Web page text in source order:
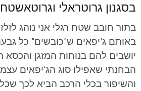
בסגנון גרוטראלי וגרוטאשטח
בתור חובב שטח רגלי אני נוהג
באותם ג'יפאים ש"כובשים" כל
יושבים להם בנוחות המזגן
הבחנתי שאפילו סוג הג'יפאים
והשיפור בכלי הרכב הביא לכך